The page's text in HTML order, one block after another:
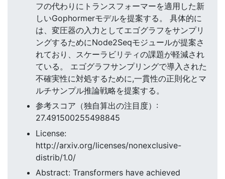
フの代わりにトランスフォーマーを適用した新
しいGophormerモデルを提案する。 具体的に
は、変圧器の入力としてエゴグラフをサンプリ
ングするためにNode2Seqモジュールが提案さ
れており、スケーラビリティの課題が軽減され
ている。 エゴグラフサンプリングで導入された
不確実性に対処するために,一貫性の正則化とマ
ルチサンプル推論戦略を提案する。
参考スコア（独自算出の注目度）:
27.491500255498845
License:
http://arxiv.org/licenses/nonexclusive-
distrib/1.0/
Abstract: Transformers have achieved